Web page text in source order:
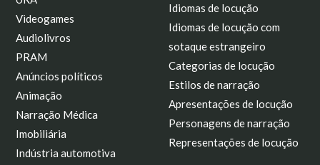
Videogames
Audiolivros
PRAM
Anúncios políticos
Animação
Narração Médica
Imobiliária
Indústria automotiva
Idiomas de locução
Idiomas de locução com
sotaque estrangeiro
Categorias de locução
Estilos de narração
Apresentações de locução
Personagens de narração
Representações de locução